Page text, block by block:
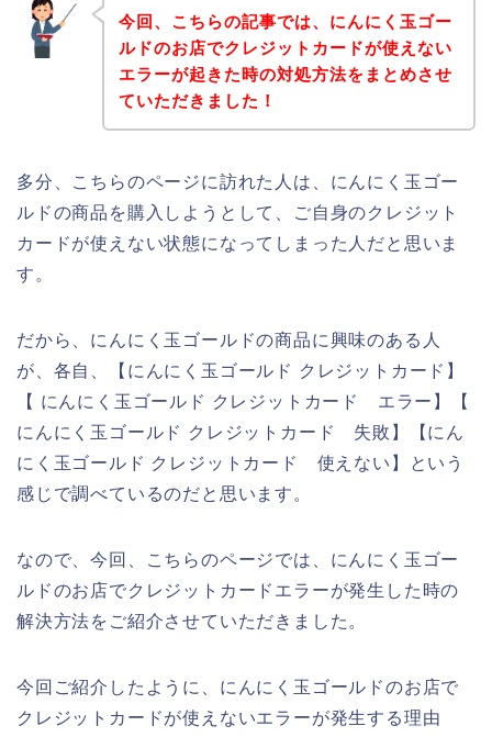
今回、こちらの記事では、にんにく玉ゴー
ルドのお店でクレジットカードが使えない
エラーが起きた時の対処方法をまとめさせ
ていただきました！
多分、こちらのページに訪れた人は、にんにく玉ゴー
ルドの商品を購入しようとして、ご自身のクレジット
カードが使えない状態になってしまった人だと思いま
す。
だから、にんにく玉ゴールドの商品に興味のある人
が、各自、【にんにく玉ゴールド クレジットカード】
【 にんにく玉ゴールド クレジットカード エラー】【
にんにく玉ゴールド クレジットカード 失敗】【にん
にく玉ゴールド クレジットカード 使えない】という
感じで調べているのだと思います。
なので、今回、こちらのページでは、にんにく玉ゴー
ルドのお店でクレジットカードエラーが発生した時の
解決方法をご紹介させていただきました。
今回ご紹介したように、にんにく玉ゴールドのお店で
クレジットカードが使えないエラーが発生する理由